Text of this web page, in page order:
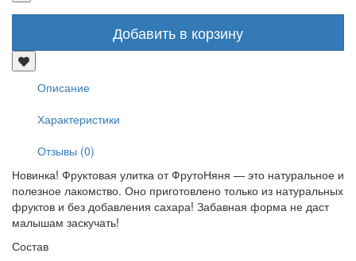
Добавить в корзину
Описание
Характеристики
Отзывы (0)
Новинка! Фруктовая улитка от ФрутоНяня — это натуральное и
полезное лакомство. Оно приготовлено только из натуральных
фруктов и без добавления сахара! Забавная форма не даст
малышам заскучать!
Состав